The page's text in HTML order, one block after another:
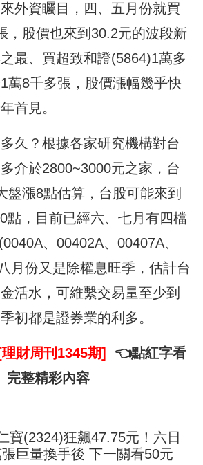
外資矚目，四、五月份就買
，股價也來到30.2元的波段新
最、買超致和證(5864)1萬多
萬8千多張，股價漲幅幾乎快
首見。
久？根據各家研究機構對台
介於2800~3000元之家，台
盤漲8點估算，台股可能來到
點，目前已經六、七月有四檔
、00402A、00407A、
月份又是除權息旺季，估計台
活水，可維繫交易量至少到
初都是證券業的利多。
[理財周刊1345期]
👈點紅字看
完整精彩內容
寶(2324)狂飆47.75元！六日
巨量換手後 下一關看50元